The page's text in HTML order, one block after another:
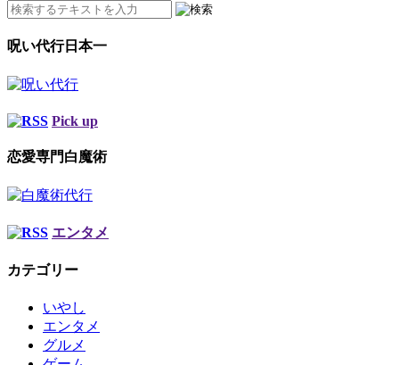
呪い代行日本一
Pick up
恋愛専門白魔術
エンタメ
カテゴリー
いやし
エンタメ
グルメ